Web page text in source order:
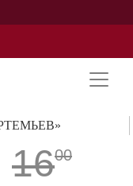
Персоналии
История
1600